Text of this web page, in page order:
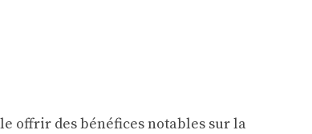
offrir des bénéfices notables sur la